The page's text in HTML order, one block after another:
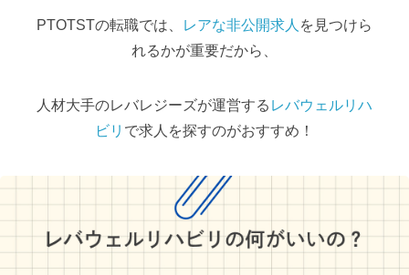
PTOTSTの転職では、 レアな非公開求人 を見つけら
れるかが重要だから、
人材大手のレバレジーズが運営する レバウェルリハ
ビリ で求人を探すのがおすすめ！